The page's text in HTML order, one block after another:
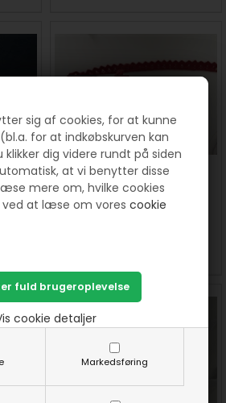
sig af cookies, for at kunne
for at indkøbskurven kan
klikker dig videre rundt på siden
at vi benytter disse
mere om, hvilke cookies
ved at læse om vorescookie
Markedsføring
cookie detaljer
-
Fast rød pyntebånd 18 mm
bred. Pris pr meter